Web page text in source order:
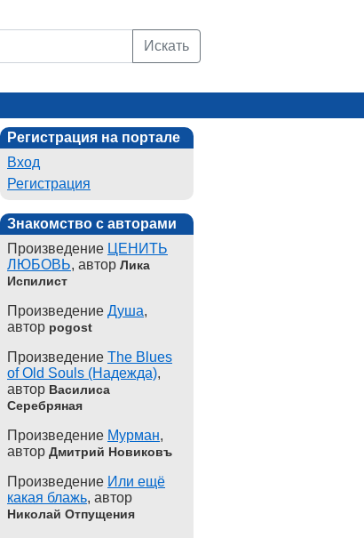
Искать
Регистрация на портале
Вход
Регистрация
Знакомство с авторами
Произведение ЦЕНИТЬ
ЛЮБОВЬ, автор Лика
Испилист
Произведение Душа,
автор pogost
Произведение The Blues
of Old Souls (Надежда),
автор Василиса
Серебряная
Произведение Мурман,
автор Дмитрий Новиковъ
Произведение Или ещё
какая блажь, автор
Николай Отпущения